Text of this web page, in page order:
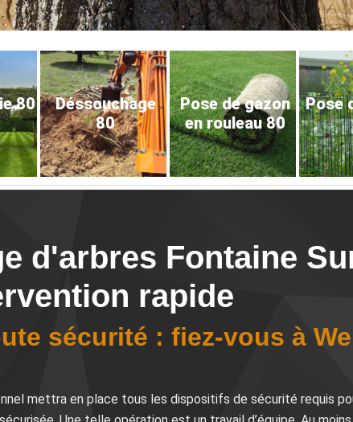
80
Déssouchage
80
Pose de gazon
en rouleau 80
Pose
d'arbres Fontaine
rapide
sécurité : fiez-vous à
mettra en place tous les dispositifs de sécurité requis